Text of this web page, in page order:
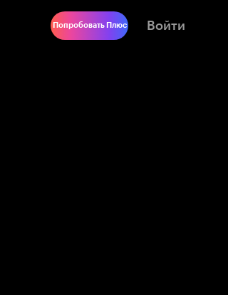
Попробовать Плюс Войти